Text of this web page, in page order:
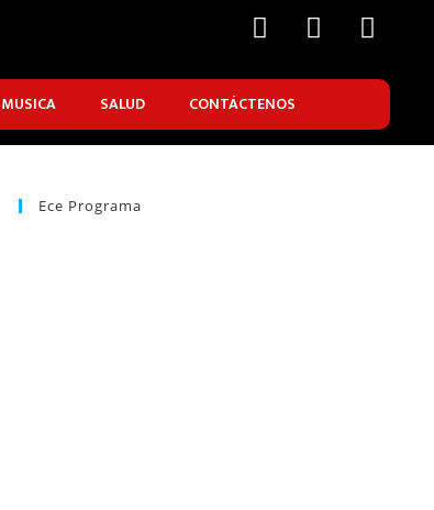
MUSICA SALUD CONTÁCTENOS
Ece Programa